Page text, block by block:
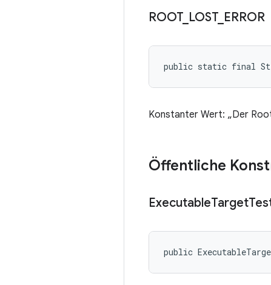
ROOT_ LOST_ ERROR
public static final String
Konstanter Wert: „Der
Öffentliche
ExecutableTarget
public